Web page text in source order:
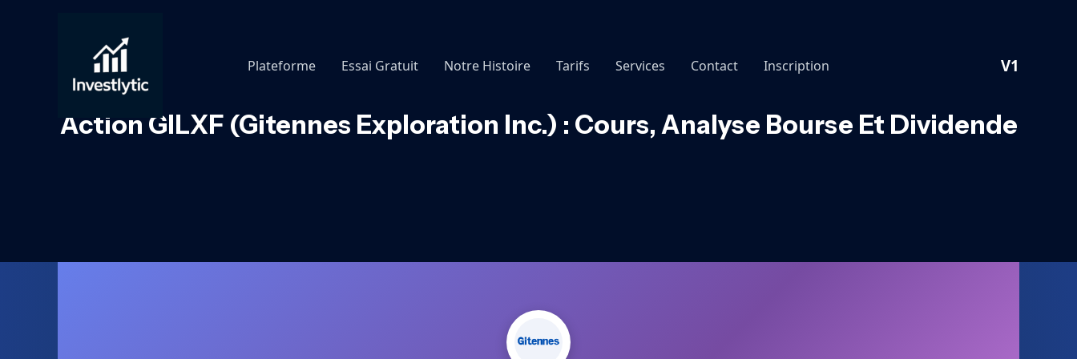
Plateforme
Essai Gratuit Notre Histoire Tarifs Services Contact Inscription V1
Action GILXF (Gitennes Exploration Inc.) : Cours, Analyse Bourse Et Dividende